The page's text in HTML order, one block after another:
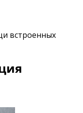
встроенных